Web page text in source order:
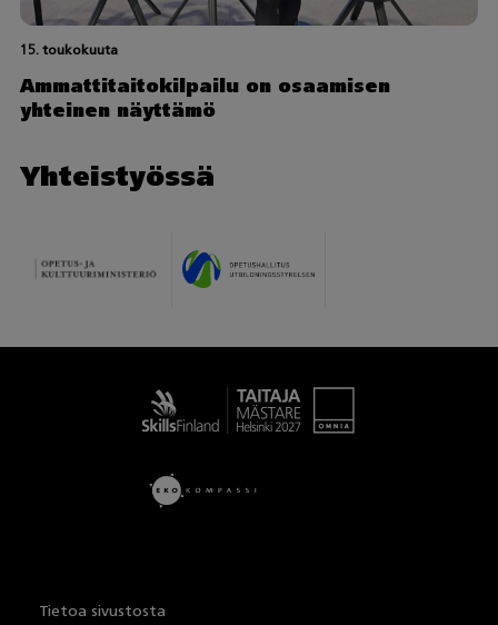
15. toukokuuta
Ammattitaitokilpailu on osaamisen
yhteinen näyttämö
Yhteistyössä
Tietoa sivustosta